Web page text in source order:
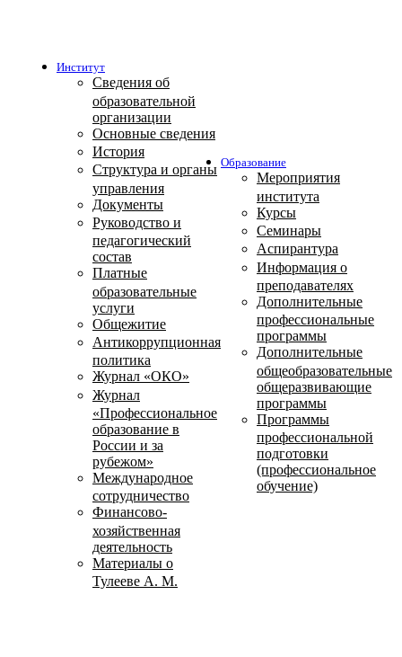
Институт
Сведения об
образовательной
организации
Основные сведения
История
Структура и органы
управления
Документы
Руководство и
педагогический
состав
Платные
образовательные
услуги
Общежитие
Антикоррупционная
политика
Журнал «ОКО»
Журнал
«Профессиональное
образование в
России и за
рубежом»
Международное
сотрудничество
Финансово-
хозяйственная
деятельность
Материалы о
Тулееве А. М.
Образование
Мероприятия
института
Курсы
Семинары
Аспирантура
Информация о
преподавателях
Дополнительные
профессиональные
программы
Дополнительные
общеобразовательные
общеразвивающие
программы
Программы
профессиональной
подготовки
(профессиональное
обучение)